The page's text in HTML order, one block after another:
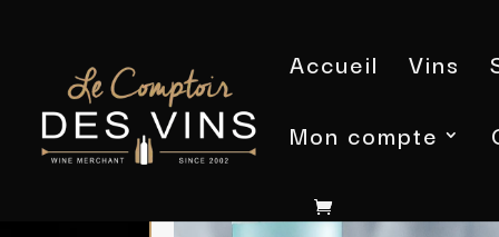
Accueil Vins
Mon compte